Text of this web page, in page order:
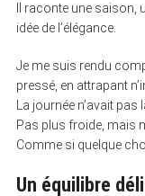
Il raconte une
idée de l’élégance.
Je me suis rendu
pressé, en attrapant
La journée n’avait pas
Pas plus froide, mais
Comme si quelque
Un équilibre